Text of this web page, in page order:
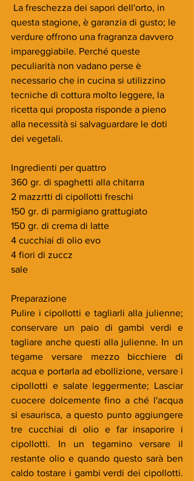
questa stagione, è garanzia di gusto; le
verdure offrono una fragranza davvero
impareggiabile. Perché queste
peculiarità non vadano perse è
necessario che in cucina si utilizzino
tecniche di cottura molto leggere, la
ricetta qui proposta risponde a pieno
alla necessità si salvaguardare le doti
dei vegetali.
Ingredienti per quattro
360 gr. di spaghetti alla chitarra
2 mazzrtti di cipollotti freschi
150 gr. di parmigiano grattugiato
150 gr. di crema di latte
4 cucchiai di olio evo
4 fiori di zuccz
sale
Preparazione
Pulire i cipollotti e tagliarli alla julienne;
conservare un paio di gambi verdi e
tagliare anche questi alla julienne. In un
tegame versare mezzo bicchiere di
acqua e portarla ad ebollizione, versare i
cipollotti e salate leggermente; Lasciar
cuocere dolcemente fino a ché l'acqua
si esaurisca, a questo punto aggiungere
tre cucchiai di olio e far insaporire i
cipollotti. In un tegamino versare il
restante olio e quando questo sarà ben
caldo tostare i gambi verdi dei cipollotti.